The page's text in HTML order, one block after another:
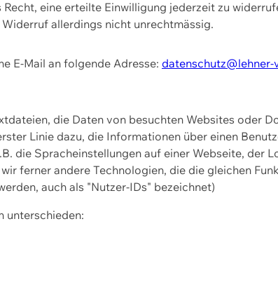
eine erteilte Einwilligung jederzeit zu
allerdings nicht unrechtmässig.
E-Mail an folgende Adresse: datenschutz@lehner-
die Daten von besuchten Websites oder
Linie dazu, die Informationen über einen
die Spracheinstellungen auf einer Webseite, der
ferner andere Technologien, die die gleichen
auch als "Nutzer-IDs" bezeichnet)
unterschieden: